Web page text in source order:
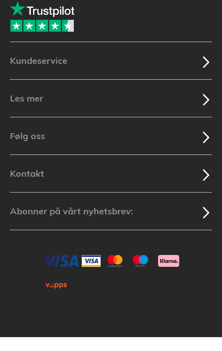
Kundeservice
Les mer
Følg oss
Kontakt
Abonner på vårt nyhetsbrev: